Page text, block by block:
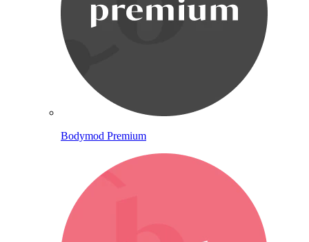
Bodymod Premium